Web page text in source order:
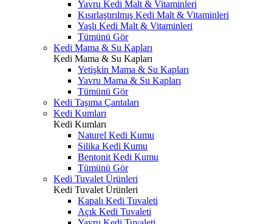
Yavru Kedi Malt & Vitaminleri
Kısırlaştırılmış Kedi Malt & Vitaminleri
Yaşlı Kedi Malt & Vitaminleri
Tümünü Gör
Kedi Mama & Su Kapları
Kedi Mama & Su Kapları
Yetişkin Mama & Su Kapları
Yavru Mama & Su Kapları
Tümünü Gör
Kedi Taşıma Çantaları
Kedi Kumları
Kedi Kumları
Naturel Kedi Kumu
Silika Kedi Kumu
Bentonit Kedi Kumu
Tümünü Gör
Kedi Tuvalet Ürünleri
Kedi Tuvalet Ürünleri
Kapalı Kedi Tuvaleti
Açık Kedi Tuvaleti